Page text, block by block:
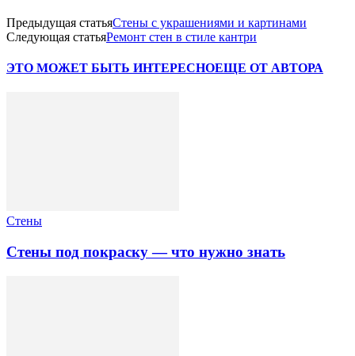
Предыдущая статьяСтены с украшениями и картинами
Следующая статьяРемонт стен в стиле кантри
ЭТО МОЖЕТ БЫТЬ ИНТЕРЕСНОЕЩЕ ОТ АВТОРА
Стены
Стены под покраску — что нужно знать